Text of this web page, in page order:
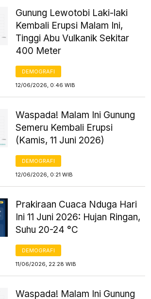
Gunung Lewotobi Laki-laki
Kembali Erupsi Malam Ini,
Tinggi Abu Vulkanik Sekitar
400 Meter
DEMOGRAFI
12/06/2026, 0:46 WIB
Waspada! Malam Ini Gunung
Semeru Kembali Erupsi
(Kamis, 11 Juni 2026)
DEMOGRAFI
12/06/2026, 0:21 WIB
Prakiraan Cuaca Nduga Hari
Ini 11 Juni 2026: Hujan Ringan,
Suhu 20-24 °C
DEMOGRAFI
11/06/2026, 22:28 WIB
Waspada! Malam Ini Gunung